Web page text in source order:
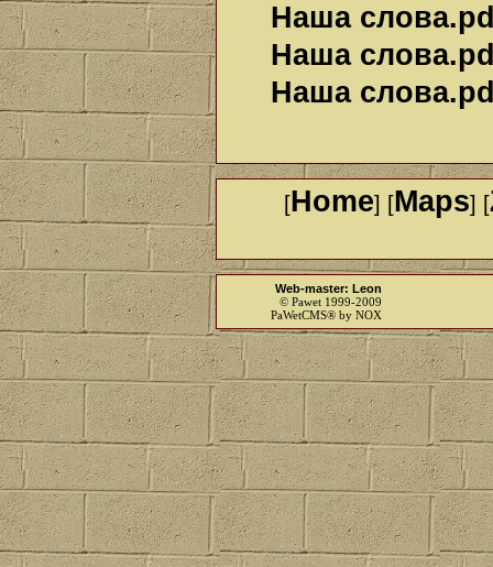
Наша
Наша
Наша
[Home] [Maps] [
Web-master: Leon
© Pawet 1999-2009
PaWetCMS® by NOX